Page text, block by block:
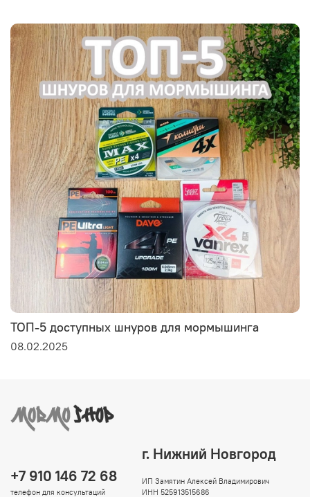
ТОП-5 доступных шнуров для мормышинга
08.02.2025
+7 910 146 72 68
телефон для консультаций
г. Нижний Новгород
ИП Замятин Алексей Владимирович
ИНН 525913515686